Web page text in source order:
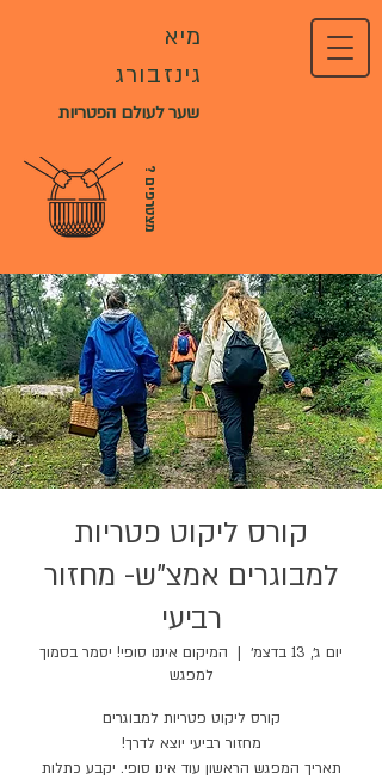
מיא
גינזבורג
שער לעולם הפטריות
?
מ
צ
ט
ר
פ
י
ם
קורס ליקוט פטריות
למבוגרים אמצ"ש- מחזור
רביעי
יום ג׳, 13 בדצמ׳
  |
המיקום איננו סופי! יסמר בסמוך
למפגש
תאריך המפגש הראשון עוד אינו סופי. יקבע כתלות